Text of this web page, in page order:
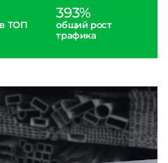
ТОП
393%
общий рост
трафика